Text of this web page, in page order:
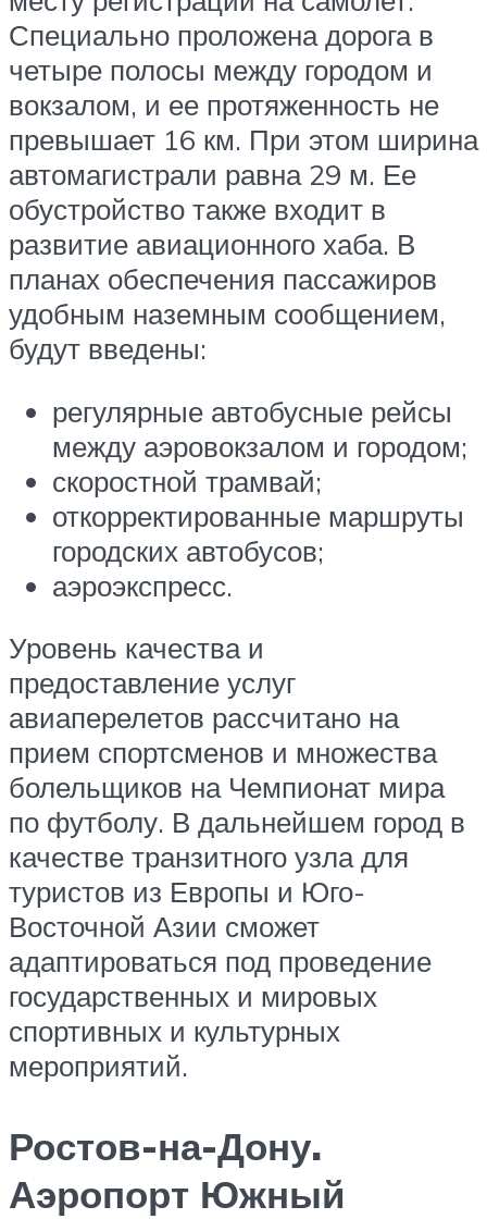
Специально проложена дорога в
четыре полосы между городом и
вокзалом, и ее протяженность не
превышает 16 км. При этом ширина
автомагистрали равна 29 м. Ее
обустройство также входит в
развитие авиационного хаба. В
планах обеспечения пассажиров
удобным наземным сообщением,
будут введены:
регулярные автобусные рейсы
между аэровокзалом и городом;
скоростной трамвай;
откорректированные маршруты
городских автобусов;
аэроэкспресс.
Уровень качества и
предоставление услуг
авиаперелетов рассчитано на
прием спортсменов и множества
болельщиков на Чемпионат мира
по футболу. В дальнейшем город в
качестве транзитного узла для
туристов из Европы и Юго-
Восточной Азии сможет
адаптироваться под проведение
государственных и мировых
спортивных и культурных
мероприятий.
Ростов-на-Дону.
Аэропорт Южный